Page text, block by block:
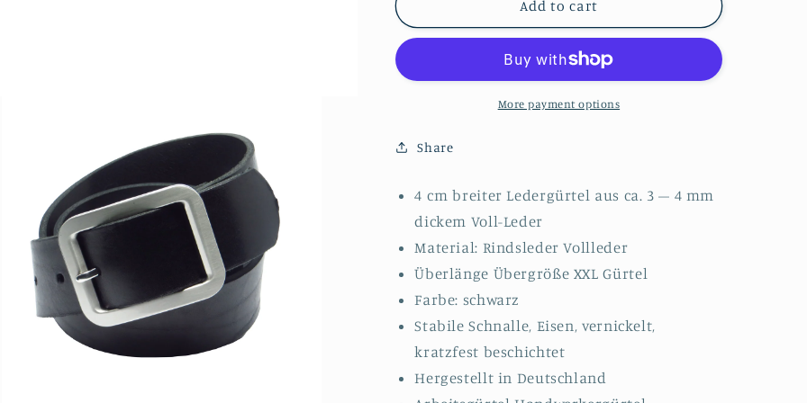
Überlänge
Ledergürtel
cm
Rindsleder
Übergröße
Überlänge
4
cm
breit
Add to cart
More payment options
Share
4 cm breiter Ledergürtel aus ca. 3 – 4 mm
dickem Voll-Leder
Material: Rindsleder Vollleder
Überlänge Übergröße XXL Gürtel
Farbe: schwarz
Stabile Schnalle, Eisen, vernickelt,
kratzfest beschichtet
Hergestellt in Deutschland